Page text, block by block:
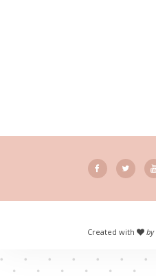
Created with by